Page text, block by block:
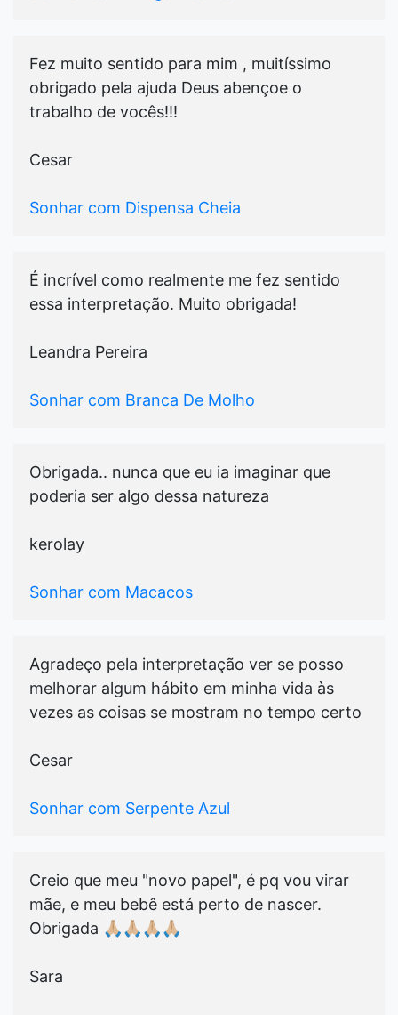
Fez muito sentido para mim , muitíssimo
obrigado pela ajuda Deus abençoe o
trabalho de vocês!!!
Cesar
Sonhar com Dispensa Cheia
É incrível como realmente me fez sentido
essa interpretação. Muito obrigada!
Leandra Pereira
Sonhar com Branca De Molho
Obrigada.. nunca que eu ia imaginar que
poderia ser algo dessa natureza
kerolay
Sonhar com Macacos
Agradeço pela interpretação ver se posso
melhorar algum hábito em minha vida às
vezes as coisas se mostram no tempo certo
Cesar
Sonhar com Serpente Azul
Creio que meu "novo papel", é pq vou virar
mãe, e meu bebê está perto de nascer.
Obrigada 🙏🏼🙏🏼🙏🏼🙏🏼
Sara